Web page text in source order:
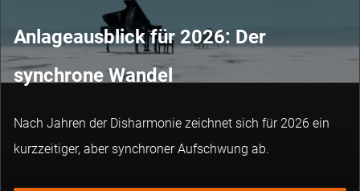
Anlageausblick für 2026: Der
synchrone Wandel
Nach Jahren der Disharmonie zeichnet sich für 2026 ein
kurzzeitiger, aber synchroner Aufschwung ab.